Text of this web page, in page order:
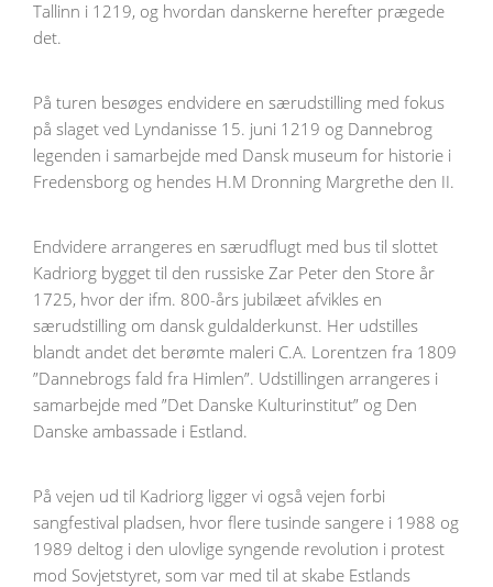
Tallinn i 1219, og hvordan danskerne herefter prægede
det.
På turen besøges endvidere en særudstilling med fokus
på slaget ved Lyndanisse 15. juni 1219 og Dannebrog
legenden i samarbejde med Dansk museum for historie i
Fredensborg og hendes H.M Dronning Margrethe den II.
Endvidere arrangeres en særudflugt med bus til slottet
Kadriorg bygget til den russiske Zar Peter den Store år
1725, hvor der ifm. 800-års jubilæet afvikles en
særudstilling om dansk guldalderkunst. Her udstilles
blandt andet det berømte maleri C.A. Lorentzen fra 1809
”Dannebrogs fald fra Himlen”. Udstillingen arrangeres i
samarbejde med ”Det Danske Kulturinstitut” og Den
Danske ambassade i Estland.
På vejen ud til Kadriorg ligger vi også vejen forbi
sangfestival pladsen, hvor flere tusinde sangere i 1988 og
1989 deltog i den ulovlige syngende revolution i protest
mod Sovjetstyret, som var med til at skabe Estlands